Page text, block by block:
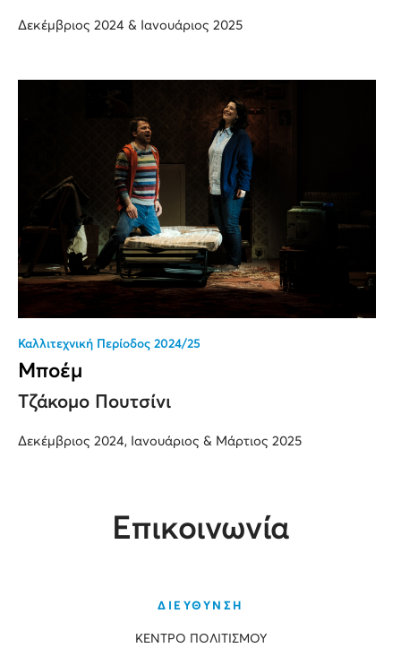
Δεκέμβριος 2024 & Ιανουάριος 2025
Καλλιτεχνική Περίοδος 2024/25
Μποέμ
Τζάκομο Πουτσίνι
Δεκέμβριος 2024, Ιανουάριος & Μάρτιος 2025
Επικοινωνία
ΔΙΕΥΘΥΝΣΗ
ΚΕΝΤΡΟ ΠΟΛΙΤΙΣΜΟΥ